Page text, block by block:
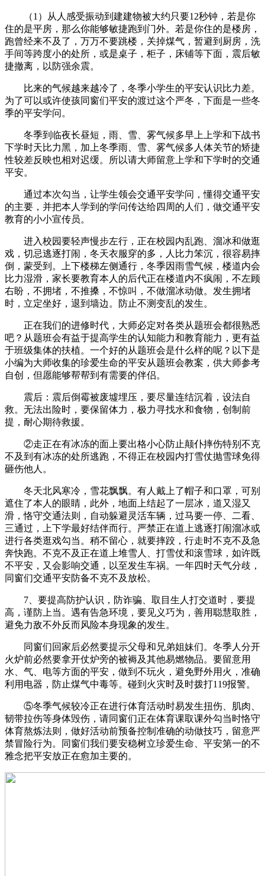
（1）从人感受振动到建建物被大约只要12秒钟，若是你
住的是平房，那么你能够敏捷跑到门外。若是你住的是楼房，
跑曾经来不及了，万万不要跳楼，关掉煤气，暂避到厨房，洗
手间等跨度小的处所，或是桌子，柜子，床铺等下面，震后敏
捷撤离，以防强余震。
比来的气候越来越冷了，冬季小学生的平安认识比力差。
为了可以或许使孩同窗们平安的渡过这个严冬，下面是一些冬
季的平安学问。
冬季到临夜长昼短，雨、雪、雾气候多早上上学和下战书
下学时天比力黑，加上冬季雨、雪、雾气候多人体关节的矫捷
性较差反映也相对迟缓。所以请大师留意上学和下学时的交通
平安。
通过本次勾当，让学生领会交通平安学问，懂得交通平安
的主要，并把本人学到的学问传达给四周的人们，做交通平安
教育的小小宣传员。
进入校园要轻声慢步左行，正在校园内乱跑、溜冰和做逛
戏，切忌逃逐打闹，冬天衣服穿的多，人比力笨沉，很容易摔
倒，蒙受到。上下楼梯左侧通行，冬季因雨雪气候，楼道内会
比力湿滑，家长要教育本人的后代正在楼道内不疯闹，不左顾
右盼，不拥堵，不推搡，不惊叫，不做溜冰动做。发生拥堵
时，立定坐好，退到墙边。防止不测变乱的发生。
正在我们的进修时代，大师必定对各类从题班会都很熟悉
吧？从题班会有益于提高学生的认知能力和教育能力，更有益
于班级集体的扶植。一个好的从题班会是什么样的呢？以下是
小编为大师收集的珍爱生命的平安从题班会教案，供大师参考
自创，但愿能够帮帮到有需要的伴侣。
震后：震后倒霉被废墟埋压，要尽量连结沉着，设法自
救。无法出险时，要保留体力，极力寻找水和食物，创制前
提，耐心期待救援。
②走正在有冰冻的面上要出格小心防止颠仆摔伤特别不克
不及到有冰冻的处所逃跑，不得正在校园内打雪仗抛雪球免得
砸伤他人。
冬天北风寒冷，雪花飘飘。有人戴上了帽子和口罩，可别
遮住了本人的眼睛，此外，地面上结起了一层冰，道又湿又
滑，恪守交通法则，自动躲避灵活车辆，过马要一停、二看、
三通过，上下学最好结伴而行。严禁正在道上逃逐打闹溜冰或
进行各类逛戏勾当。稍不留心，就要摔跤，行走时不克不及急
奔快跑。不克不及正在道上堆雪人、打雪仗和滚雪球，如许既
不平安，又会影响交通，以至发生车祸。一年四时天气分歧，
同窗们交通平安防备不克不及放松。
7、要提高防护认识，防诈骗、取目生人打交道时，要提
高，谨防上当。遇有告急环境，要见义巧为，善用聪慧取胜，
避免力敌不外反而风险本身现象的发生。
同窗们回家后必然要提示父母和兄弟姐妹们。冬季人分开
火炉前必然要拿开仗炉旁的被褥及其他易燃物品。要留意用
水、气、电等方面的平安，做到不玩火，避免野外用火，准确
利用电器，防止煤气中毒等。碰到火灾时及时拨打119报警。
⑤冬季气候较冷正在进行体育活动时易发生扭伤、肌肉、
韧带拉伤等身体毁伤，请同窗们正在体育课取课外勾当时恪守
体育熬炼法则，做好活动前预备控制准确的动做技巧，留意严
禁冒险行为。同窗们我们要安稳树立珍爱生命、平安第一的不
雅念把平安放正在愈加主要的。